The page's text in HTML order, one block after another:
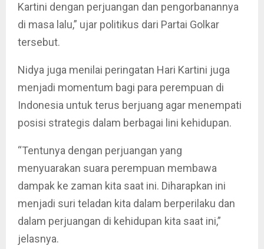
Kartini dengan perjuangan dan pengorbanannya
di masa lalu,” ujar politikus dari Partai Golkar
tersebut.
Nidya juga menilai peringatan Hari Kartini juga
menjadi momentum bagi para perempuan di
Indonesia untuk terus berjuang agar menempati
posisi strategis dalam berbagai lini kehidupan.
“Tentunya dengan perjuangan yang
menyuarakan suara perempuan membawa
dampak ke zaman kita saat ini. Diharapkan ini
menjadi suri teladan kita dalam berperilaku dan
dalam perjuangan di kehidupan kita saat ini,”
jelasnya.